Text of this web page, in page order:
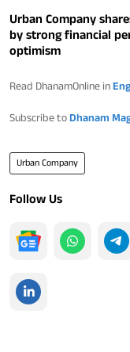
Urban Company
by strong financial
optimism
Read DhanamOnline in
Subscribe to Dhanam
Urban Company
Follow Us